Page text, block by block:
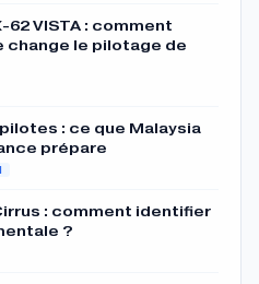
62 VISTA : comment
le pilotage de
: ce que Malaysia
prépare
: comment identifier
?